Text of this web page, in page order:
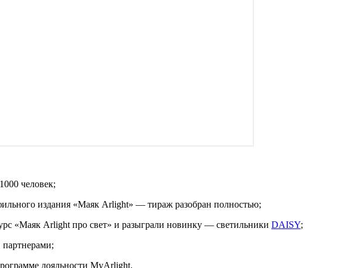
человек;
издания «Маяк Arlight» — тираж разобран полностью;
«Маяк Arlight про свет» и разыграли новинку — светильники DAISY;
партнерами;
лояльности MyArlight.